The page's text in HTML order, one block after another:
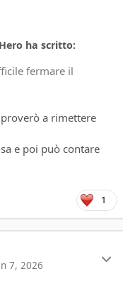
ha scritto:
fermare il
a rimettere
e poi può contare
1
7, 2026